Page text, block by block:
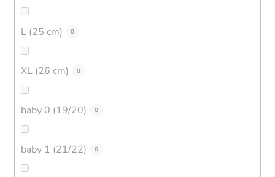
L (25 cm) 0
XL (26 cm) 0
baby 0 (19/20) 0
baby 1 (21/22) 0